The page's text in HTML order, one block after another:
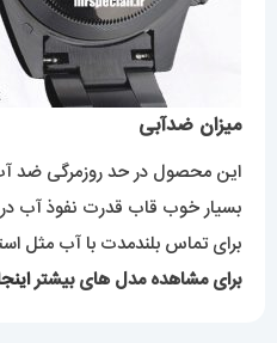
میزان ضدآبی
این محصول در حد روزمرگی ضد
بسیار خوب قاب قدرت نفوذ آب
برای تماس بلندمدت با آب مثل
برای مشاهده مدل های بیشتر